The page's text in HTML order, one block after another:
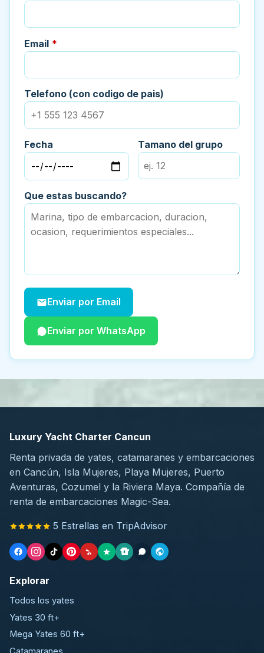
Email *
Telefono (con codigo de pais)
Fecha Tamano del grupo
Que estas buscando?
Enviar por Email
Enviar por WhatsApp
Luxury Yacht Charter Cancun
Renta privada de yates, catamaranes y embarcaciones
en Cancún, Isla Mujeres, Playa Mujeres, Puerto
Aventuras, Cozumel y la Riviera Maya. Compañía de
renta de embarcaciones Magic-Sea.
5 Estrellas en TripAdvisor
Explorar
Todos los yates
Yates 30 ft+
Mega Yates 60 ft+